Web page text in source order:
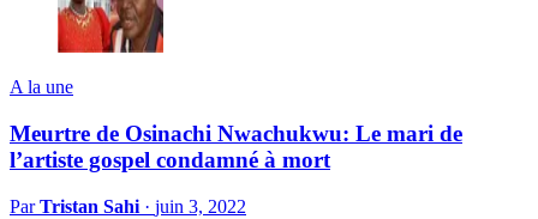
A la une
Meurtre de Osinachi Nwachukwu: Le mari de
l’artiste gospel condamné à mort
ParTristan Sahi · juin 3, 2022